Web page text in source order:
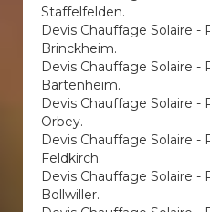
Staffelfelden.
Devis Chauffage Solaire -
Brinckheim.
Devis Chauffage Solaire -
Bartenheim.
Devis Chauffage Solaire -
Orbey.
Devis Chauffage Solaire -
Feldkirch.
Devis Chauffage Solaire -
Bollwiller.